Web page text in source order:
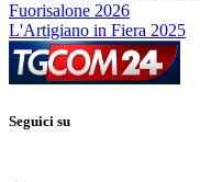
Fuorisalone 2026
L'Artigiano in Fiera 2025
Seguici su